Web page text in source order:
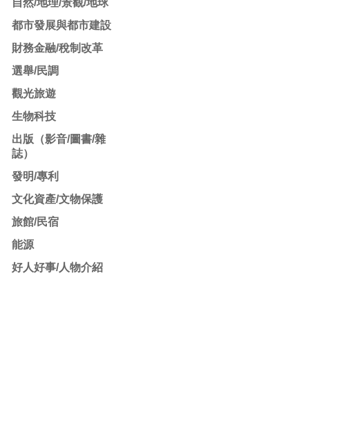
自然/地理/景觀/地球
都市發展與都市建設
財務金融/稅制改革
選舉/民調
觀光旅遊
生物科技
出版（影音/圖書/雜
誌）
發明/專利
文化資產/文物保護
旅館/民宿
能源
好人好事/人物介紹